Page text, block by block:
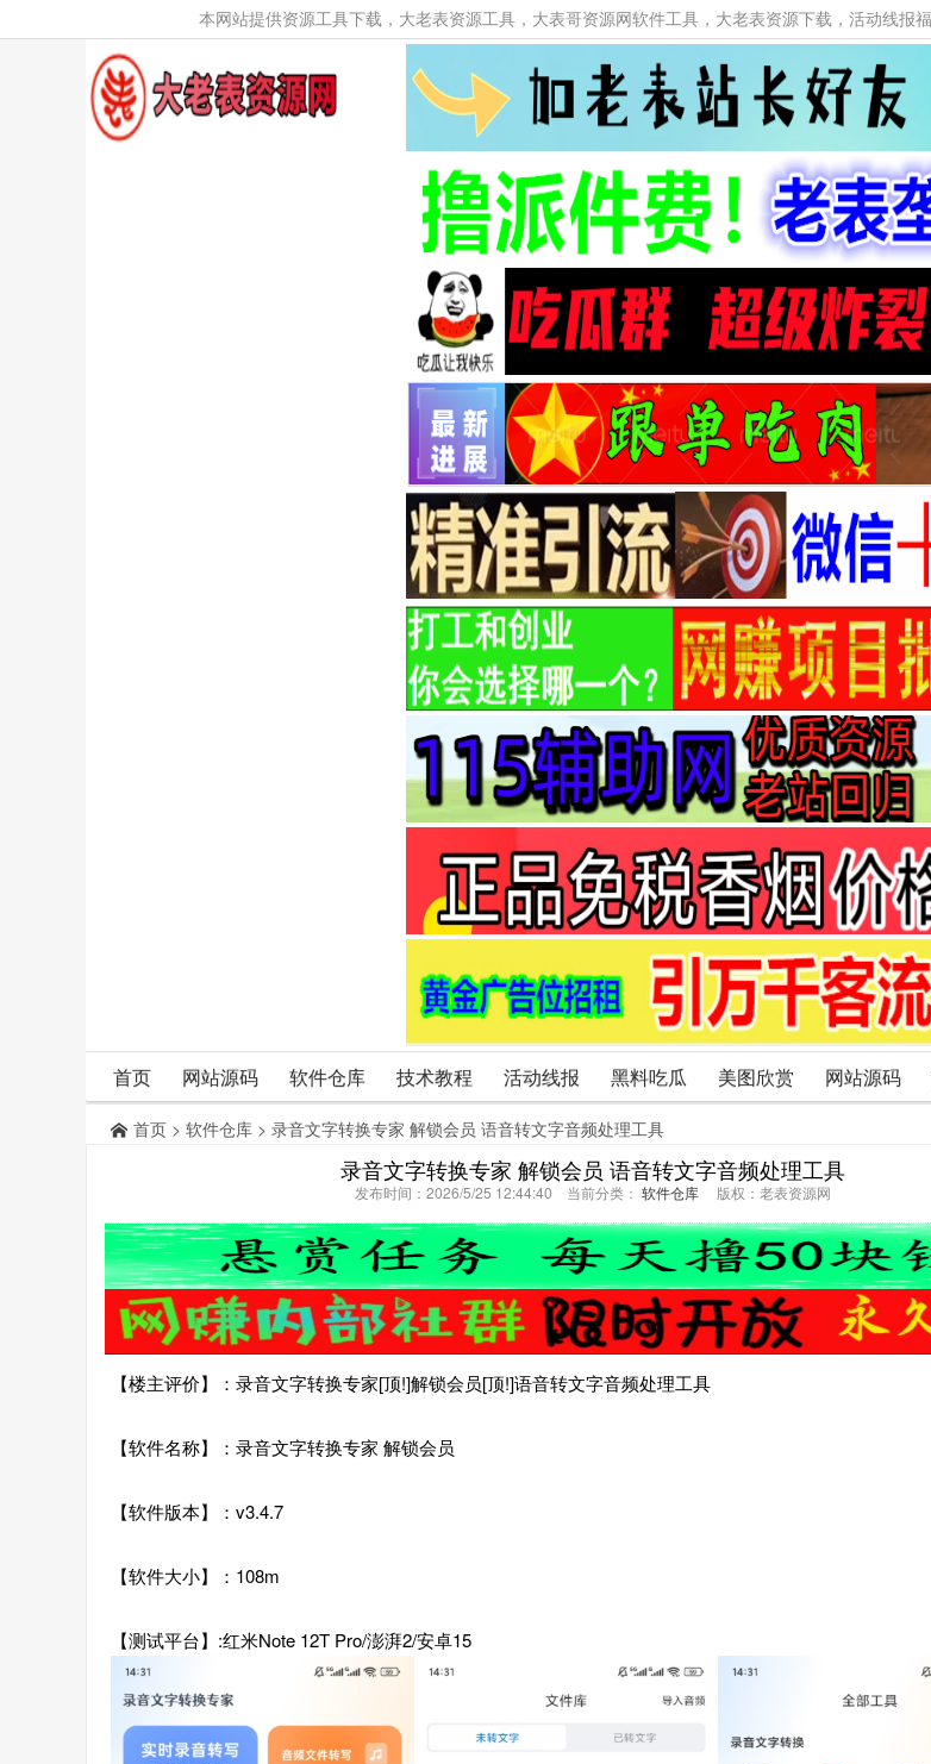
首页 网站源码 软件仓库 技术教程 活动线报 黑料吃瓜 美图欣赏 网站源码
首页 > 软件仓库 > 录音文字转换专家 解锁会员 语音转文字音频处理工具
录音文字转换专家 解锁会员 语音转文字音频处理工具
发布时间：2026/5/25 12:44:40 当前分类： 软件仓库 版权：老表资源网
【楼主评价】：录音文字转换专家[顶!]解锁会员[顶!]语音转文字音频处理工具
【软件名称】：录音文字转换专家 解锁会员
【软件版本】：v3.4.7
【软件大小】：108m
【测试平台】:红米Note 12T Pro/澎湃2/安卓15